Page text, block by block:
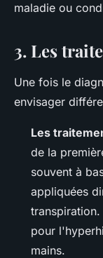
maladie ou
3. Les
Une fois le
envisager
Les
de la
souvent à
appliquées
pour
mains.